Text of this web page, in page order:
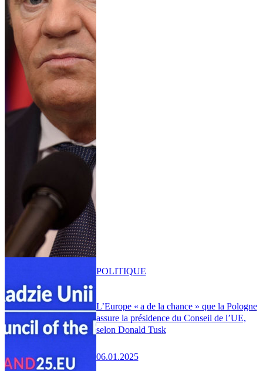
L’Europe « a de la chance » que la Pologne
assure la présidence du Conseil de l’UE,
selon Donald Tusk
06.01.2025
POLITIQUE